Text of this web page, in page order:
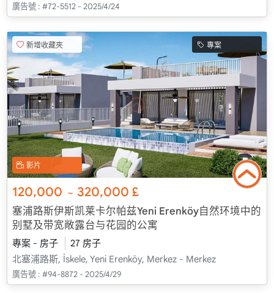
廣告號 : #72-5512 - 2025/4/24
新增收藏夾 專案
影片
120,000 ~ 320,000£
塞浦路斯伊斯凯莱卡尔帕兹Yeni Erenköy自然环境中的
别墅及带宽敞露台与花园的公寓
專案 - 房子
27 房子
北塞浦路斯, İskele, Yeni Erenköy, Merkez - Merkez
廣告號 : #94-8872 - 2025/4/29